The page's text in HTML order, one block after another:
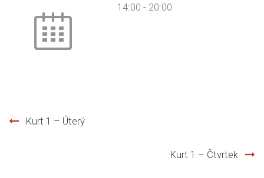
14:00 - 20:00
Kurt 1 – Úterý
Kurt 1 – Čtvrtek